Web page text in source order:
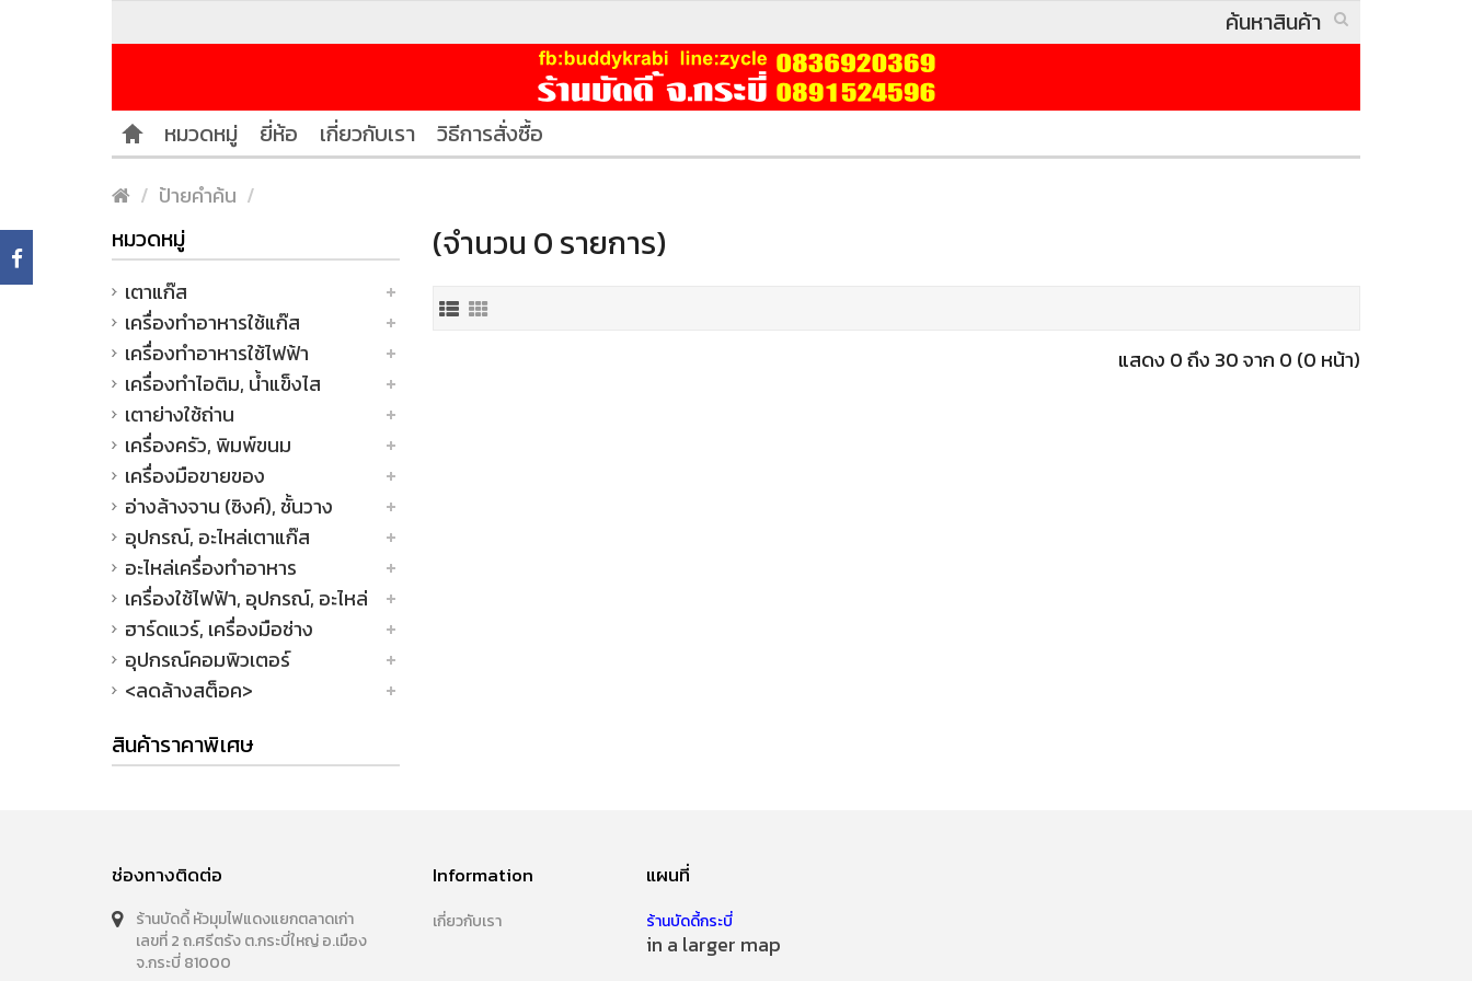
หมวดหมู่ ยี่ห้อ เกี่ยวกับเรา วิธีการสั่งซื้อ
ป้ายคำค้น
หมวดหมู่
เตาแก๊ส
เครื่องทำอาหารใช้แก๊ส
เครื่องทำอาหารใช้ไฟฟ้า
เครื่องทำไอติม, น้ำแข็งไส
เตาย่างใช้ถ่าน
เครื่องครัว, พิมพ์ขนม
เครื่องมือขายของ
อ่างล้างจาน (ซิงค์), ชั้นวาง
อุปกรณ์, อะไหล่เตาแก๊ส
อะไหล่เครื่องทำอาหาร
เครื่องใช้ไฟฟ้า, อุปกรณ์, อะไหล่
ฮาร์ดแวร์, เครื่องมือช่าง
อุปกรณ์คอมพิวเตอร์
<ลดล้างสต็อค>
สินค้าราคาพิเศษ
(จำนวน 0 รายการ)
แสดง 0 ถึง 30 จาก 0 (0 หน้า)
ช่องทางติดต่อ
ร้านบัดดี้ หัวมุมไฟแดงแยกตลาดเก่า
เลขที่ 2 ถ.ศรีตรัง ต.กระบี่ใหญ่ อ.เมือง
จ.กระบี่ 81000
Information
เกี่ยวกับเรา
แผนที่
ร้านบัดดี้กระบี่
in a larger map